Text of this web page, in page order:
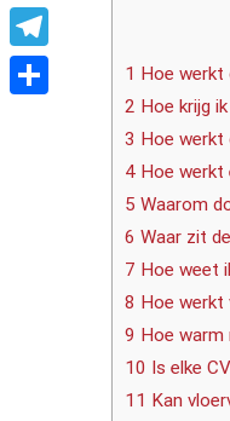
1 Hoe werkt
2 Hoe krijg
3 Hoe werkt
4 Hoe werkt
5 Waarom
6 Waar zit
7 Hoe weet
8 Hoe werkt
9 Hoe warm
10 Is elke
11 Kan
WhatsApp
Telegram